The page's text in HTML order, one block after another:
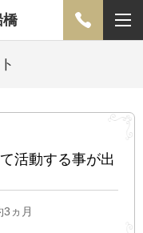
橋
活動する事が出
ヵ月